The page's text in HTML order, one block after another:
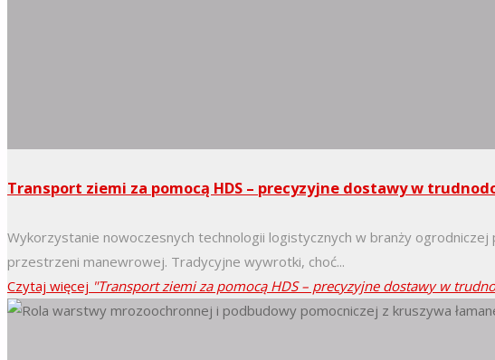
Transport ziemi za pomocą HDS – precyzyjne dostawy w
Wykorzystanie nowoczesnych technologii logistycznych w branży
przestrzeni manewrowej. Tradycyjne wywrotki, choć...
Czytaj więcej "Transport ziemi za pomocą HDS – precyzyjne dostawy w